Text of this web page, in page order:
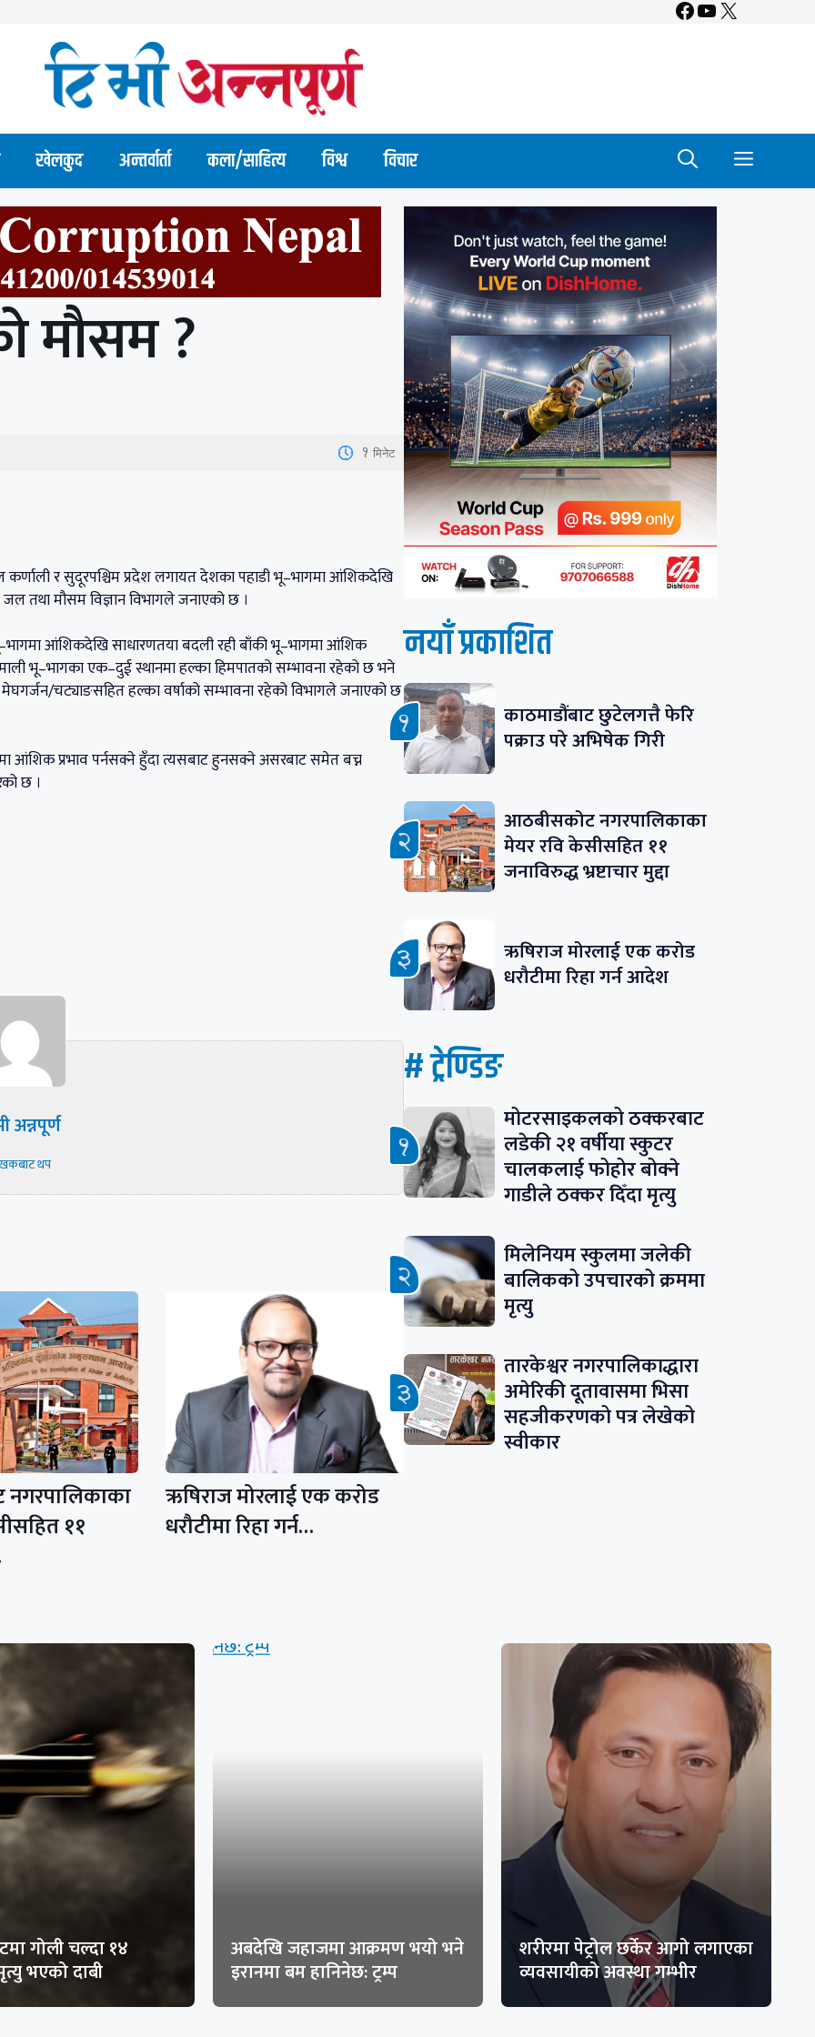
Facebook
YouTube
X
खेलकुद अन्तर्वार्ता कला/साहित्य विश्व विचार
मौसम ?
1 मिनेट
कर्णाली र सुदूरपश्चिम प्रदेश लगायत देशका पहाडी भू–भागमा आंशिकदेखि
तथा मौसम विज्ञान विभागले जनाएको छ ।
आंशिकदेखि साधारणतया बदली रही बाँकी भू–भागमा आंशिक
भू–भागका एक–दुई स्थानमा हल्का हिमपातको सम्भावना रहेको छ भने
चट्याङसहित हल्का वर्षाको सम्भावना रहेको विभागले जनाएको छ
आंशिक प्रभाव पर्नसक्ने हुँदा त्यसबाट हुनसक्ने असरबाट समेत बच्न
छ ।
अन्नपूर्ण
थप
११
ऋषिराज मोरलाई एक करोड
धरौटीमा रिहा गर्न…
नयाँ प्रकाशित
काठमाडौंबाट छुटेलगत्तै फेरि
पक्राउ परे अभिषेक गिरी
आठबीसकोट नगरपालिकाका
मेयर रवि केसीसहित ११
जनाविरुद्ध भ्रष्टाचार मुद्दा
ऋषिराज मोरलाई एक करोड
धरौटीमा रिहा गर्न आदेश
# ट्रेण्डिङ
मोटरसाइकलको ठक्करबाट
लडेकी २१ वर्षीया स्कुटर
चालकलाई फोहोर बोक्ने
गाडीले ठक्कर दिँदा मृत्यु
मिलेनियम स्कुलमा जलेकी
बालिकको उपचारको क्रममा
मृत्यु
तारकेश्वर नगरपालिकाद्धारा
अमेरिकी दूतावासमा भिसा
सहजीकरणको पत्र लेखेको
स्वीकार
गोली चल्दा १४
भएको दाबी
अबदेखि जहाजमा आक्रमण भयो भने
इरानमा बम हानिनेछ: ट्रम्प
शरीरमा पेट्रोल छर्केर आगो लगाएका
व्यवसायीको अवस्था गम्भीर